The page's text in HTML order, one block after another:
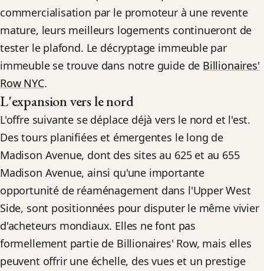
commercialisation par le promoteur à une revente
mature, leurs meilleurs logements continueront de
tester le plafond. Le décryptage immeuble par
immeuble se trouve dans notre guide de Billionaires'
Row NYC.
L'expansion vers le nord
L'offre suivante se déplace déjà vers le nord et l'est.
Des tours planifiées et émergentes le long de
Madison Avenue, dont des sites au 625 et au 655
Madison Avenue, ainsi qu'une importante
opportunité de réaménagement dans l'Upper West
Side, sont positionnées pour disputer le même vivier
d'acheteurs mondiaux. Elles ne font pas
formellement partie de Billionaires' Row, mais elles
peuvent offrir une échelle, des vues et un prestige